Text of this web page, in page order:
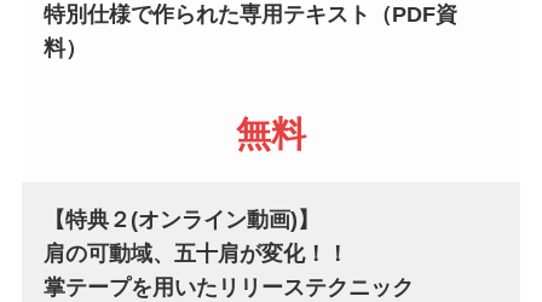
特別仕様で作られた専用テキスト（PDF資
料）
無料
【特典２(オンライン動画)】
肩の可動域、五十肩が変化！！
掌テープを用いたリリーステクニック